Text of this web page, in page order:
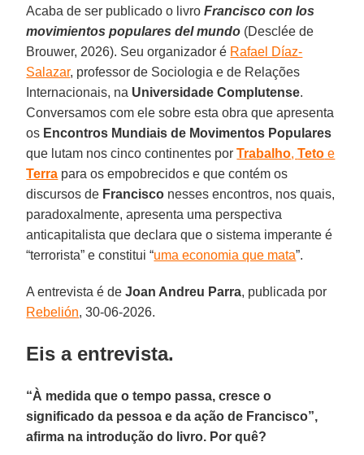
Acaba de ser publicado o livroFrancisco con los
movimientos populares del mundo (Desclée de
Brouwer, 2026). Seu organizador é Rafael Díaz-
Salazar, professor de Sociologia e de Relações
Internacionais, na Universidade Complutense.
Conversamos com ele sobre esta obra que apresenta
os Encontros Mundiais de Movimentos Populares
que lutam nos cinco continentes porTrabalho,Teto e
Terra para os empobrecidos e que contém os
discursos de Francisco nesses encontros, nos quais,
paradoxalmente, apresenta uma perspectiva
anticapitalista que declara que o sistema imperante é
“terrorista” e constitui “uma economia que mata”.
A entrevista é deJoan Andreu Parra, publicada por
Rebelión, 30-06-2026.
Eis a entrevista.
“À medida que o tempo passa, cresce o
significado da pessoa e da ação de Francisco”,
afirma na introdução do livro. Por quê?